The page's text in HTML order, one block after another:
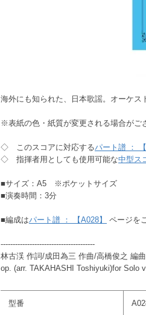
海外にも知られた、日本歌謡。オーケス
※表紙の色・紙質が変更される場合がご
◇ このスコアに対応するパート譜 ： 【
◇ 指揮者用としても使用可能な中型ス
■サイズ：A5 ※ポケットサイズ
■演奏時間：3分
■編成はパート譜 ： 【A028】 ページを
---------------------------------------
林古渓 作詞/成田為三 作曲/高橋俊之 編
op. (arr. TAKAHASHI Toshiyuki)for Solo
型番